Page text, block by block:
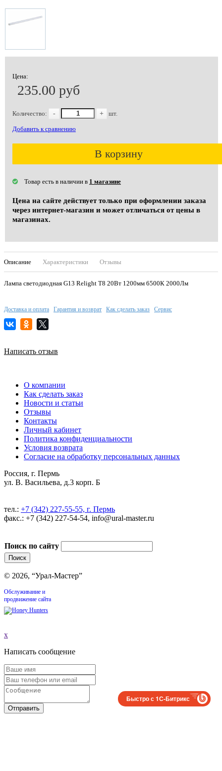
Цена:
235.00 руб
Количество: - + шт.
Добавить к сравнению
В корзину
Товар есть в наличии в 1 магазине
Цена на сайте действует только при оформлении заказа
через интернет-магазин и может отличаться от цены в
магазинах.
Описание Характеристики Отзывы
Лампа светодиодная G13 Relight T8 20Вт 1200мм 6500К 2000Лм
Доставка и оплата Гарантия и возврат Как сделать заказ Сервис
Написать отзыв
О компании
Как сделать заказ
Новости и статьи
Отзывы
Контакты
Личный кабинет
Политика конфиденциальности
Условия возврата
Согласие на обработку персональных данных
Россия, г. Пермь
ул. В. Васильева, д.3 корп. Б
тел.: +7 (342) 227-55-55, г. Пермь
факс.: +7 (342) 227-54-54, info@ural-master.ru
Поиск по сайту
© 2026, “Урал-Мастер”
Обслуживание и
продвижение сайта
x
Написать сообщение
Отправить
Быстро с 1С-Битрикс